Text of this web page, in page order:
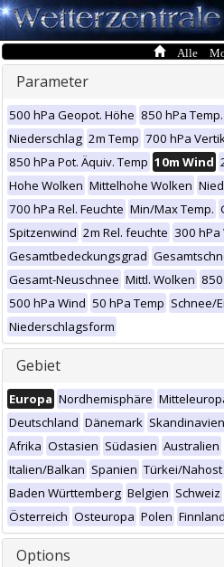
Alle
Parameter
500 hPa Geopot. Höhe 850 hPa Temp.
Niederschlag 2m Temp 700 hPa
850 hPa Pot. Äquiv. Temp 10m Wind
Hohe Wolken Mittelhohe Wolken
700 hPa Rel. Feuchte Min/Max Temp.
Spitzenwind 2m Rel. feuchte 300 hPa
Gesamtbedeckungsgrad
Gesamt-Neuschnee Mittl. Wolken
500 hPa Wind 50 hPa Temp Schnee/
Niederschlagsform
Gebiet
Europa Nordhemisphäre
Deutschland Dänemark Skandinavien
Afrika Ostasien Südasien Australien
Italien/Balkan Spanien Türkei/Nahost
Baden Württemberg Belgien Schweiz
Österreich Osteuropa Polen Finnland
Options